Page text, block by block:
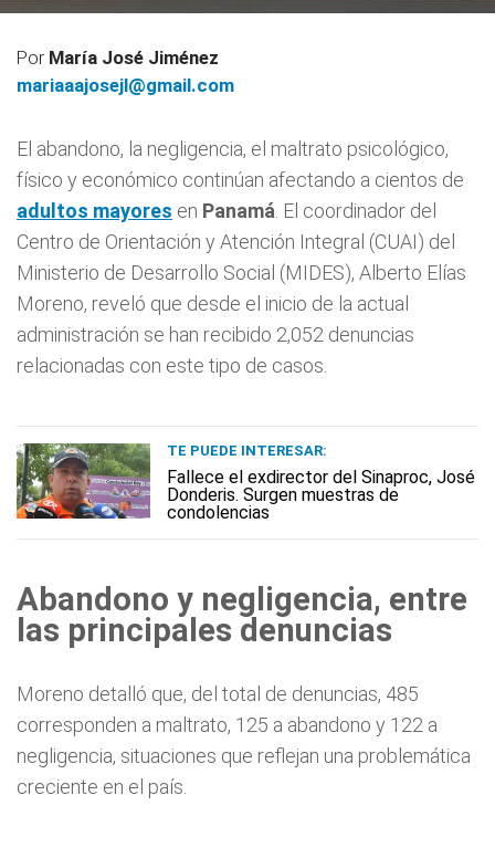
Por María José Jiménez
mariaaajosejl@gmail.com
El abandono, la negligencia, el maltrato psicológico,
físico y económico continúan afectando a cientos de
adultos mayores en Panamá. El coordinador del
Centro de Orientación y Atención Integral (CUAI) del
Ministerio de Desarrollo Social (MIDES), Alberto Elías
Moreno, reveló que desde el inicio de la actual
administración se han recibido 2,052 denuncias
relacionadas con este tipo de casos.
TE PUEDE INTERESAR:
Fallece el exdirector del Sinaproc, José
Donderis. Surgen muestras de
condolencias
Abandono y negligencia, entre
las principales denuncias
Moreno detalló que, del total de denuncias, 485
corresponden a maltrato, 125 a abandono y 122 a
negligencia, situaciones que reflejan una problemática
creciente en el país.